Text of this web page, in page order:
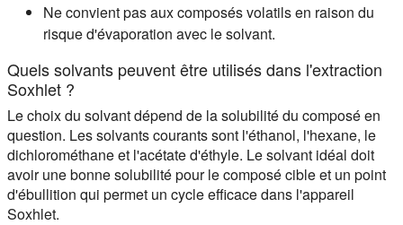
Ne convient pas aux composés volatils en raison du
risque d'évaporation avec le solvant.
Quels solvants peuvent être utilisés dans l'extraction
Soxhlet ?
Le choix du solvant dépend de la solubilité du composé en
question. Les solvants courants sont l'éthanol, l'hexane, le
dichlorométhane et l'acétate d'éthyle. Le solvant idéal doit
avoir une bonne solubilité pour le composé cible et un point
d'ébullition qui permet un cycle efficace dans l'appareil
Soxhlet.